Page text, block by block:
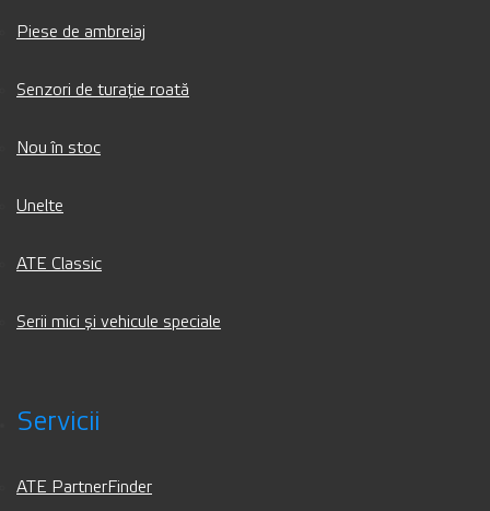
Piese de ambreiaj
Senzori de turație roată
Nou în stoc
Unelte
ATE Classic
Serii mici și vehicule speciale
Servicii
ATE PartnerFinder